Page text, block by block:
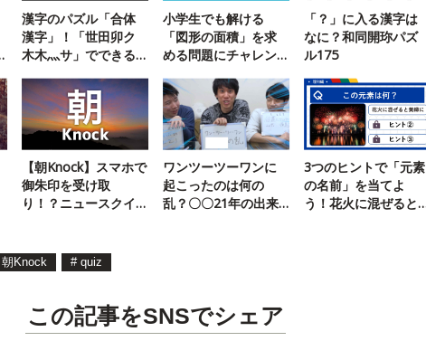
漢字のパズル「合体
漢字」！「世田卯ク
木木灬サ」でできる
小学生でも解ける
「図形の面積」を求
める問題にチャレン
「？」に入る漢字は
なに？和同開珎パズ
ル175
【朝Knock】スマホで
御朱印を受け取
り！？ニュースクイ
ワンツーツーワンに
起こったのは何の
乱？〇〇21年の出来
3つのヒントで「元素
の名前」を当てよ
う！花火に混ぜると
朝Knock # quiz
この記事をSNSでシェア